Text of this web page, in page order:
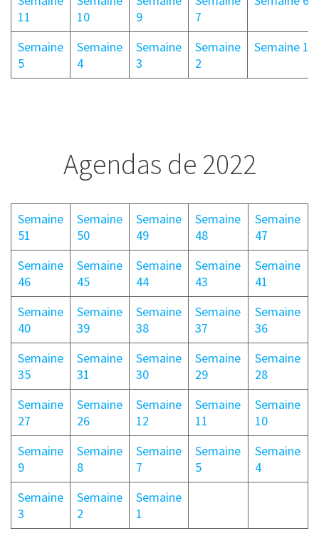
11
10
9
7
Semaine
5
Semaine
4
Semaine
3
Semaine
2
Semaine 1
Agendas de 2022
Semaine
51
Semaine
50
Semaine
49
Semaine
48
Semaine
47
Semaine
46
Semaine
45
Semaine
44
Semaine
43
Semaine
41
Semaine
40
Semaine
39
Semaine
38
Semaine
37
Semaine
36
Semaine
35
Semaine
31
Semaine
30
Semaine
29
Semaine
28
Semaine
27
Semaine
26
Semaine
12
Semaine
11
Semaine
10
Semaine
9
Semaine
8
Semaine
7
Semaine
5
Semaine
4
Semaine
3
Semaine
2
Semaine
1